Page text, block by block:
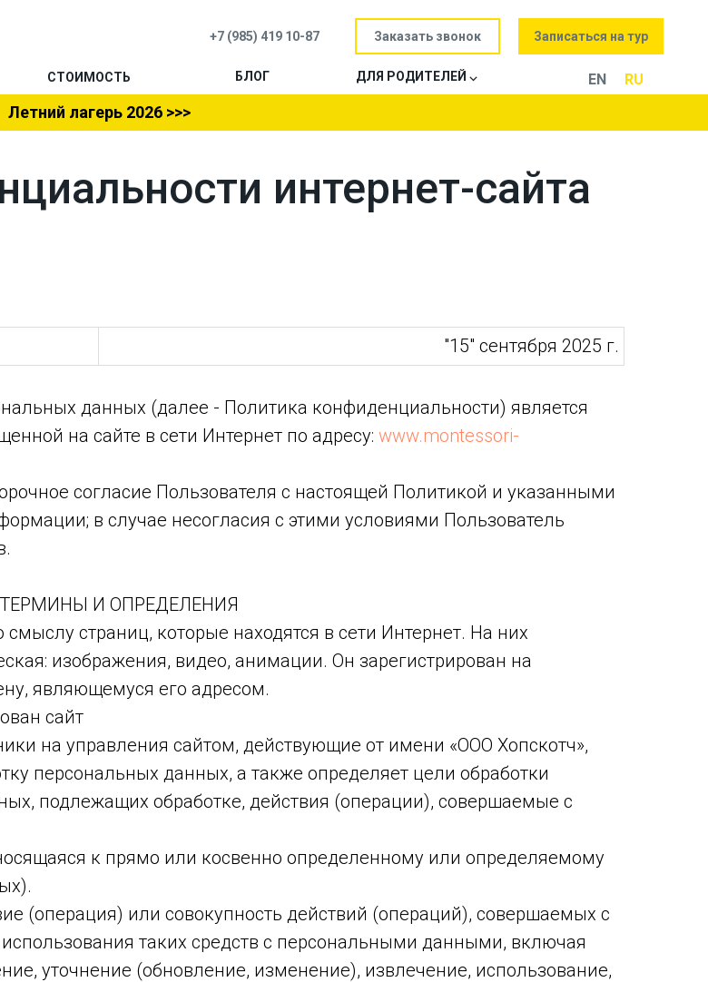
Записаться на тур
EN RU
ДЛЯ РОДИТЕЛЕЙ ⌵
БЛОГ
СТОИМОСТЬ
Заказать звонок
+7 (985) 419 10-87
Летний лагерь 2026 >>>
интернет-сайта
"15" сентября 2025 г.
данных (далее - Политика конфиденциальности) является
на сайте в сети Интернет по адресу: www.montessori-
согласие Пользователя с настоящей Политикой и указанными
в случае несогласия с этими условиями Пользователь
И ОПРЕДЕЛЕНИЯ
страниц, которые находятся в сети Интернет. На них
изображения, видео, анимации. Он зарегистрирован на
являющемуся его адресом.
сайт
на управления сайтом, действующие от имени «ООО Хопскотч»,
персональных данных, а также определяет цели обработки
подлежащих обработке, действия (операции), совершаемые с
к прямо или косвенно определенному или определяемому
(операция) или совокупность действий (операций), совершаемых с
таких средств с персональными данными, включая
уточнение (обновление, изменение), извлечение, использование,